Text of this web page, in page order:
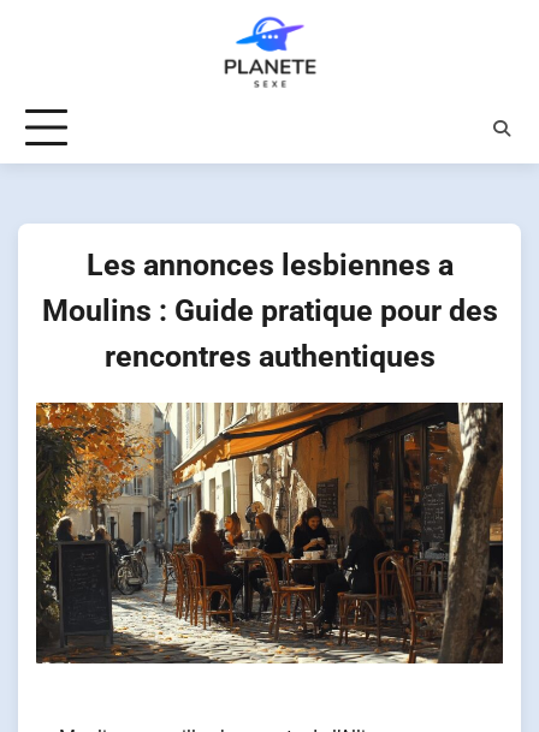
Les annonces lesbiennes a
Moulins : Guide pratique pour des
rencontres authentiques